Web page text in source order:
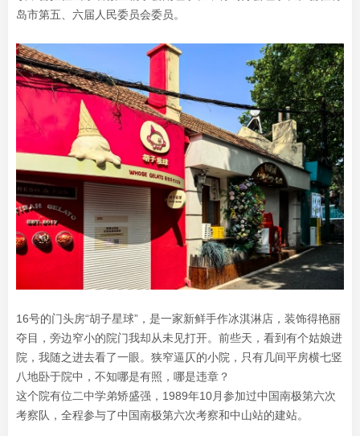
岛市第五、六届人民委员会委员。
16号的门头房“胡子星球”，是一家新鲜手作冰淇淋店，装饰得艳丽
夺目，旁边窄小的院门我却从未见打开。前些天，看到有个姑娘进
院，我随之进去看了一眼。狭窄逼仄的小院，只有几间平房横七竖
八地卧于院中，不知哪是有照，哪是违章？
这个院有位二中学弟矫盛强，1989年10月参加过中国南极第六次
考察队，全程参与了中国南极第六次考察和中山站的建站。